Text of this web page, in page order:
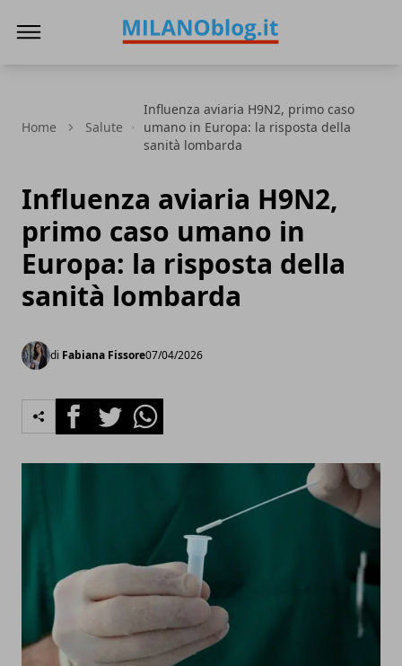
Home Salute
Influenza aviaria H9N2, primo caso
umano in Europa: la risposta della
sanità lombarda
Influenza aviaria H9N2,
primo caso umano in
Europa: la risposta della
sanità lombarda
di Fabiana Fissore07/04/2026
FacebookTwitterWhatsapp